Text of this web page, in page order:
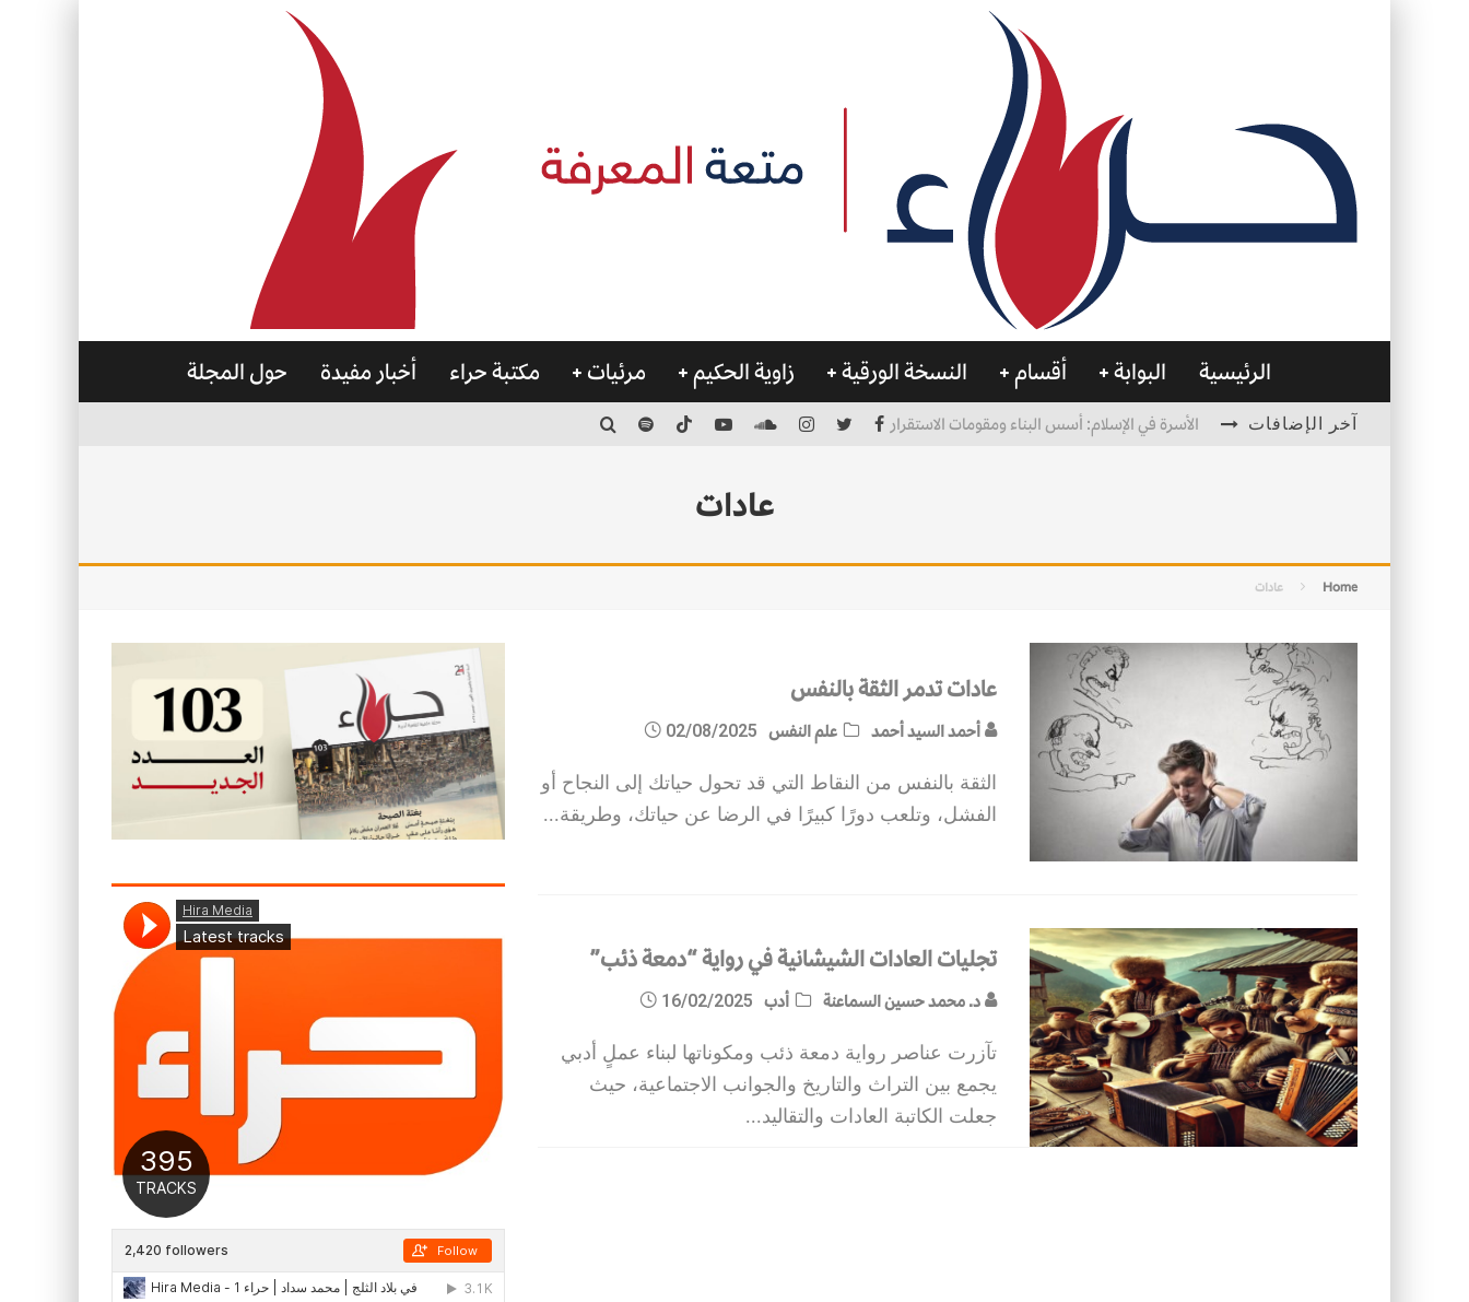
الرئيسية البوابة أقسام النسخة الورقية زاوية الحكيم مرئيات مكتبة حراء أخبار مفيدة حول المجلة
آخر الإضافات الأسرة في الإسلام: أسس البناء ومقومات الاستقرار
عادات
Home عادات
عادات تدمر الثقة بالنفس
أحمد السيد أحمد علم النفس 02/08/2025
الثقة بالنفس من النقاط التي قد تحول حياتك إلى النجاح أو
الفشل، وتلعب دورًا كبيرًا في الرضا عن حياتك، وطريقة...
تجليات العادات الشيشانية في رواية “دمعة ذئب”
د. محمد حسين السماعنة أدب 16/02/2025
تآزرت عناصر رواية دمعة ذئب ومكوناتها لبناء عملٍ أدبي
يجمع بين التراث والتاريخ والجوانب الاجتماعية، حيث
جعلت الكاتبة العادات والتقاليد...